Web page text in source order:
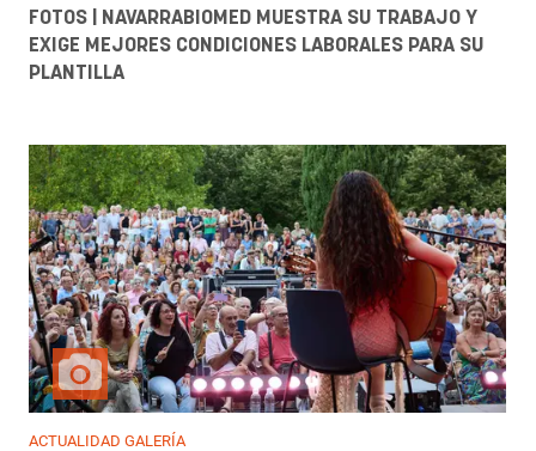
FOTOS | NAVARRABIOMED MUESTRA SU TRABAJO Y
EXIGE MEJORES CONDICIONES LABORALES PARA SU
PLANTILLA
ACTUALIDAD GALERÍA